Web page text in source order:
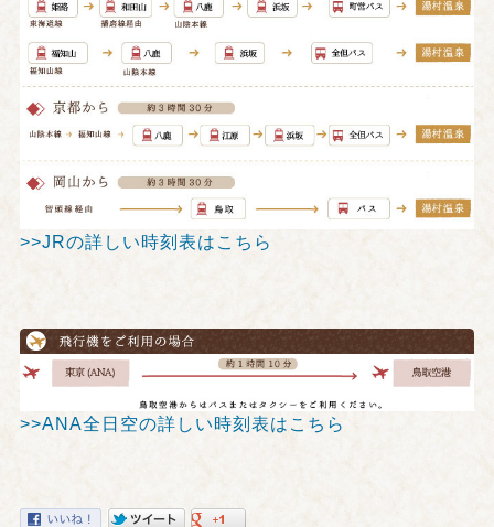
>>JRの詳しい時刻表はこちら
>>ANA全日空の詳しい時刻表はこちら